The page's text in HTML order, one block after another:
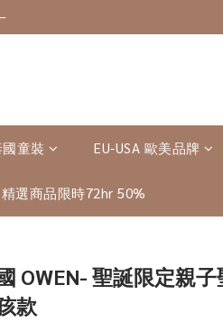
童裝 EU-USA 歐美品牌
選商品限時72hr 50%
OWEN- 聖誕限定親
款